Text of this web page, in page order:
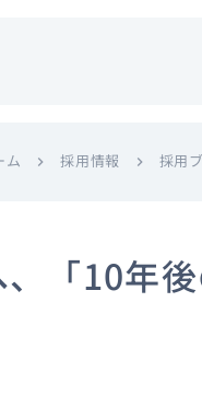
ム chevron_right 採用情報 chevron_right 採用
「10年後